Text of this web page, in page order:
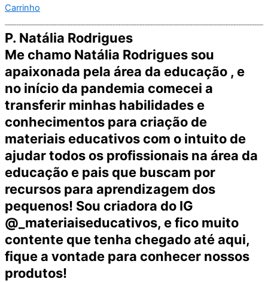
Carrinho
P. Natália Rodrigues
Me chamo Natália Rodrigues sou
apaixonada pela área da educação , e
no início da pandemia comecei a
transferir minhas habilidades e
conhecimentos para criação de
materiais educativos com o intuito de
ajudar todos os profissionais na área da
educação e pais que buscam por
recursos para aprendizagem dos
pequenos! Sou criadora do IG
@_materiaiseducativos, e fico muito
contente que tenha chegado até aqui,
fique a vontade para conhecer nossos
produtos!